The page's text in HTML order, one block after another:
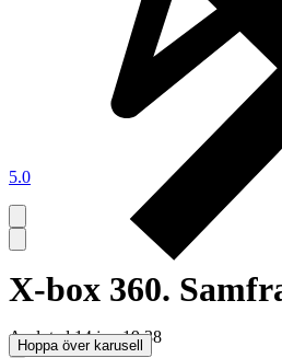
5.0
X-box 360.
Avslutad 14 jun 19:38
Hoppa över karusell